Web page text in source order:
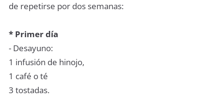
de repetirse por dos semanas:
* Primer día
- Desayuno:
1 infusión de hinojo,
1 café o té
3 tostadas.